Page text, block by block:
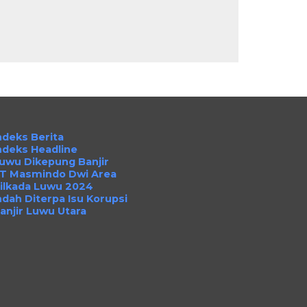
Berita
Headline
Dikepung Banjir
Masmindo Dwi Area
Luwu 2024
Diterpa Isu Korupsi
Luwu Utara